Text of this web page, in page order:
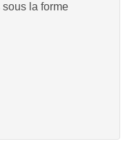
la forme